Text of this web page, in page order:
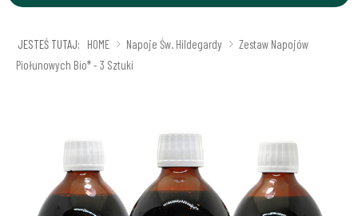
JESTEŚ TUTAJ: HOME Napoje Św. Hildegardy
Zestaw Napojów
Piołunowych Bio* - 3 Sztuki